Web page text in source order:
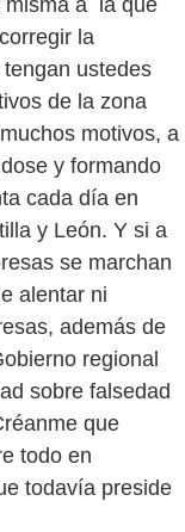
la
ustedes
de la zona
motivos, a
y formando
cada día en
y León. Y si a
se marchan
alentar ni
además de
regional
sobre falsedad
que
todo en
todavía preside